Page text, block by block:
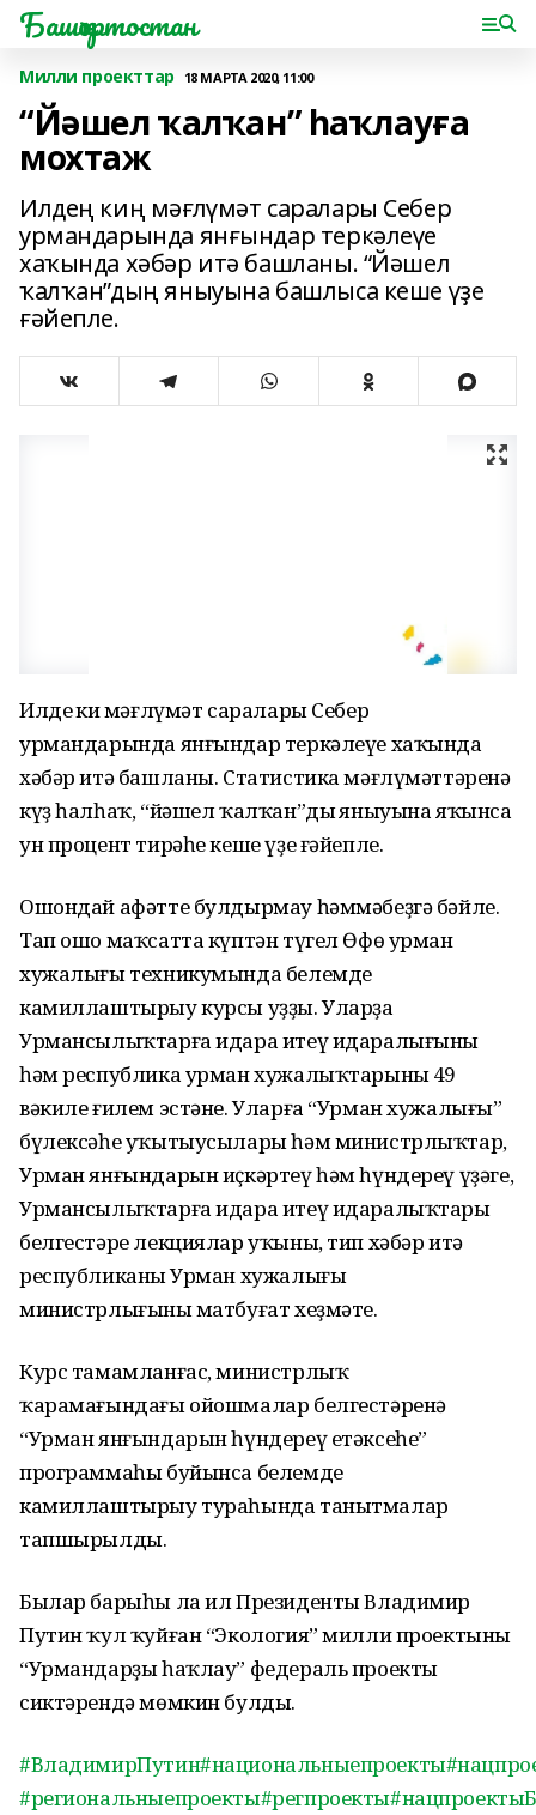
Башҡортостан
Милли проекттар 18 МАРТА 2020, 11:00
“Йәшел ҡалҡан” һаҡлауға
мохтаж
Илдең киң мәғлүмәт саралары Себер
урмандарында янғындар теркәлеүе
хаҡында хәбәр итә башланы. “Йәшел
ҡалҡан”дың яныуына башлыса кеше үҙе
ғәйепле.
Илдең киң мәғлүмәт саралары Себер
урмандарында янғындар теркәлеүе хаҡында
хәбәр итә башланы. Статистика мәғлүмәттәренә
күҙ һалһаҡ, “йәшел ҡалҡан”дың яныуына яҡынса
ун процент тирәһе кеше үҙе ғәйепле.
Ошондай афәтте булдырмау һәммәбеҙгә бәйле.
Тап ошо маҡсатта күптән түгел Өфө урман
хужалығы техникумында белемде
камиллаштырыу курсы уҙҙы. Уларҙа
Урмансылыҡтарға идара итеү идаралығының
һәм республика урман хужалыҡтарының 49
вәкиле ғилем эстәне. Уларға “Урман хужалығы”
бүлексәһе уҡытыусылары һәм министрлыҡтар,
Урман янғындарын иҫкәртеү һәм һүндереү үҙәге,
Урмансылыҡтарға идара итеү идаралыҡтары
белгестәре лекциялар уҡыны, тип хәбәр итә
республиканың Урман хужалығы
министрлығының матбуғат хеҙмәте.
Курс тамамланғас, министрлыҡ
ҡарамағындағы ойошмалар белгестәренә
“Урман янғындарын һүндереү етәксеһе”
программаһы буйынса белемде
камиллаштырыу тураһында танытмалар
тапшырылды.
Былар барыһы ла ил Президенты Владимир
Путин ҡул ҡуйған “Экология” милли проектының
“Урмандарҙы һаҡлау” федераль проекты
сиктәрендә мөмкин булды.
#ВладимирПутин#национальныепроекты
#региональныепроекты#регпроекты